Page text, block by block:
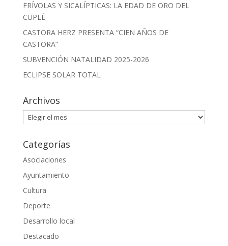
FRÍVOLAS Y SICALÍPTICAS: LA EDAD DE ORO DEL
CUPLÉ
CASTORA HERZ PRESENTA “CIEN AÑOS DE
CASTORA”
SUBVENCIÓN NATALIDAD 2025-2026
ECLIPSE SOLAR TOTAL
Archivos
Archivos
Categorías
Asociaciones
Ayuntamiento
Cultura
Deporte
Desarrollo local
Destacado